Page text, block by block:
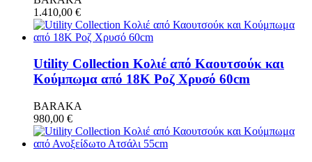
1.410,00 €
Utility Collection Κολιέ από Καουτσούκ και
Κούμπωμα από 18Κ Ροζ Χρυσό 60cm
BARAKA
980,00 €